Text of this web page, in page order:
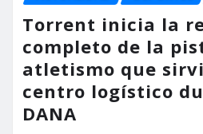
Torrent inicia la
completo de la
atletismo que
centro logístico
DANA